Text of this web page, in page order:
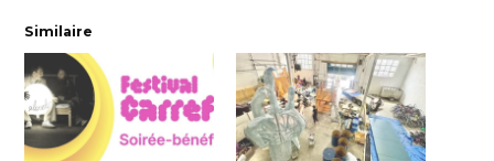
Similaire